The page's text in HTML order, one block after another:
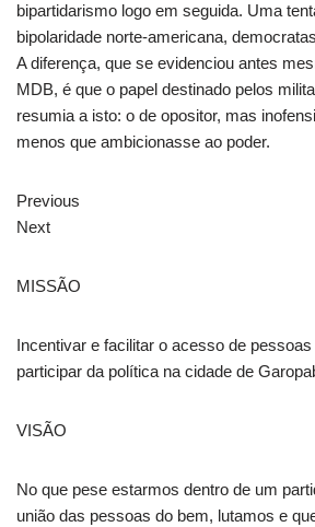
bipartidarismo logo em seguida. Uma
bipolaridade norte-americana,
A diferença, que se evidenciou antes
MDB, é que o papel destinado pelos
resumia a isto: o de opositor, mas
menos que ambicionasse ao poder.
Previous
Next
MISSÃO
Incentivar e facilitar o acesso de
participar da política na cidade de
VISÃO
No que pese estarmos dentro de um
união das pessoas do bem, lutamos e